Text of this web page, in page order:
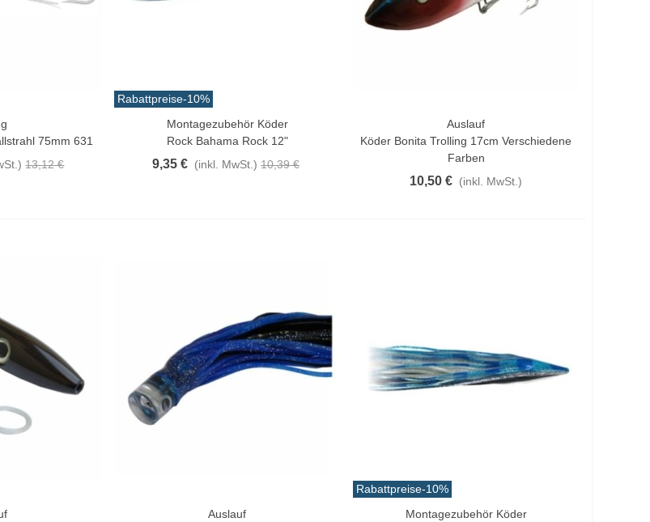
152mm
12,50 €
Extra
75mm 631
13,12 €
Rabattpreise-10%
Vorschau
Montagezubehör Köder
Rock Bahama Rock 12"
9,35 € (inkl. MwSt.) 10,39 €
Auslauf
Köder Bonita Trolling 17cm Verschiedene
Farben
10,50 € (inkl. MwSt.)
Auslauf
Rabattpreise-10%
Vorschau
Montagezubehör Köder